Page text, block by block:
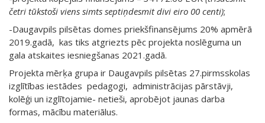
četri tūkstoši viens simts septiņdesmit divi eiro 00 centi);
-Daugavpils pilsētas domes priekšfinansējums 20% apmērā
2019.gadā, kas tiks atgriezts pēc projekta noslēguma un
gala atskaites iesniegšanas 2021.gadā.
Projekta mērķa grupa ir Daugavpils pilsētas 27.pirmsskolas
izglītības iestādes pedagogi, administrācijas pārstāvji,
kolēģi un izglītojamie- netieši, aprobējot jaunas darba
formas, mācību materiālus.